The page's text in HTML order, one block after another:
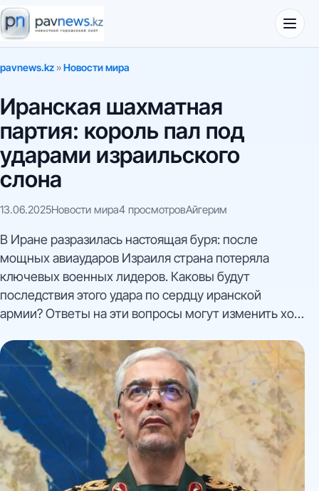
pavnews.kz »Новости мира
Иранская шахматная
партия: король пал под
ударами израильского
слона
13.06.2025Новости мира4 просмотровАйгерим
В Иране разразилась настоящая буря: после
мощных авиаударов Израиля страна потеряла
ключевых военных лидеров. Каковы будут
последствия этого удара по сердцу иранской
армии? Ответы на эти вопросы могут изменить ход